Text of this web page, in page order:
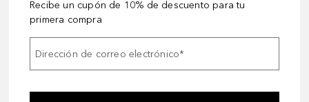
Recibe un cupón de 10% de descuento para tu
primera compra
Dirección de correo electrónico*